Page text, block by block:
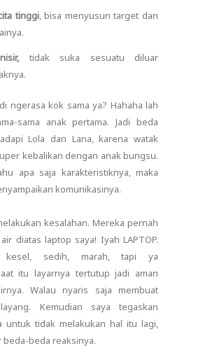
tinggi, bisa menyusun target dan
tidak suka sesuatu diluar
ngerasa kok sama ya? Hahaha lah
sama anak pertama. Jadi beda
Lola dan Lana, karena watak
kebalikan dengan anak bungsu.
apa saja karakteristiknya, maka
komunikasinya.
kesalahan. Mereka pernah
diatas laptop saya! Iyah LAPTOP.
kesel, sedih, marah, tapi ya
itu layarnya tertutup jadi aman
Walau nyaris saja membuat
Kemudian saya tegaskan
untuk tidak melakukan hal itu lagi,
beda-beda reaksinya.